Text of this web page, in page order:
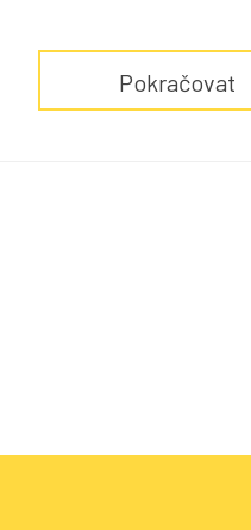
Pokračovat